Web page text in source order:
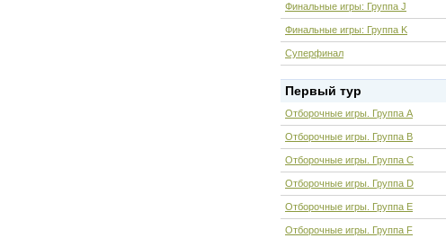
Финальные игры: Группа J
Финальные игры: Группа K
Суперфинал
Первый тур
Отборочные игры. Группа A
Отборочные игры. Группа B
Отборочные игры. Группа C
Отборочные игры. Группа D
Отборочные игры. Группа E
Отборочные игры. Группа F